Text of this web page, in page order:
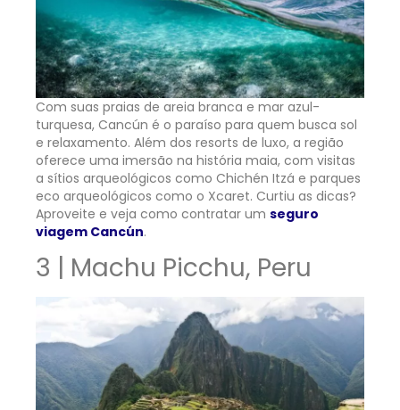
Com suas praias de areia branca e mar azul-
turquesa, Cancún é o paraíso para quem busca sol
e relaxamento. Além dos resorts de luxo, a região
oferece uma imersão na história maia, com visitas
a sítios arqueológicos como Chichén Itzá e parques
eco arqueológicos como o Xcaret. Curtiu as dicas?
Aproveite e veja como contratar um seguro
viagem Cancún.
3 | Machu Picchu, Peru